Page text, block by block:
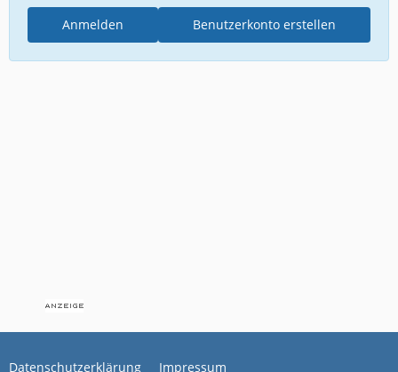
Benutzerkonto erstellen
Anmelden
Datenschutzerklärung Impressum